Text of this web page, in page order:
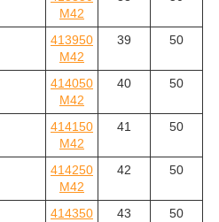
M42
413950
M42
39 50
414050
M42
40 50
414150
M42
41 50
414250
M42
42 50
414350
43 50